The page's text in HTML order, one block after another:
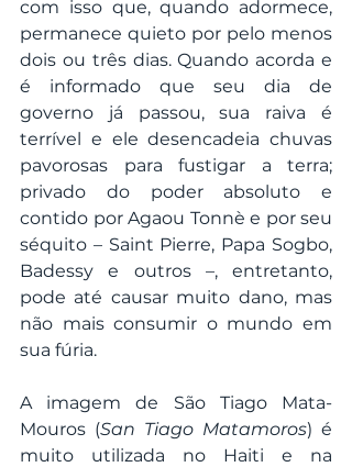
com isso que, quando adormece,
permanece quieto por pelo menos
dois ou três dias. Quando acorda e
é informado que seu dia de
governo já passou, sua raiva é
terrível e ele desencadeia chuvas
pavorosas para fustigar a terra;
privado do poder absoluto e
contido por Agaou Tonnè e por seu
séquito – Saint Pierre, Papa Sogbo,
Badessy e outros –, entretanto,
pode até causar muito dano, mas
não mais consumir o mundo em
sua fúria.
A imagem de São Tiago Mata-
Mouros (San Tiago Matamoros) é
muito utilizada no Haiti e na